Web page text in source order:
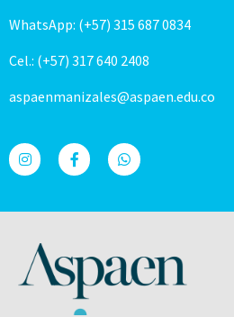
WhatsApp: (+57) 315 687 0834
Cel.: (+57) 317 640 2408
aspaenmanizales@aspaen.edu.co